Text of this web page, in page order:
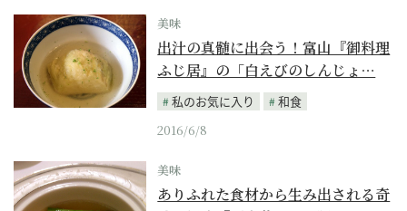
美味
出汁の真髄に出会う！富山『御料理
ふじ居』の「白えびのしんじょ…
私のお気に入り
和食
2016/6/8
美味
ありふれた食材から生み出される奇